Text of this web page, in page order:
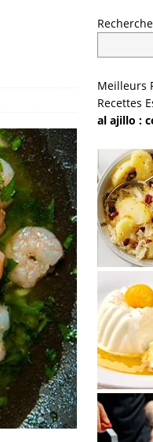
Meilleurs
Recettes
al ajillo :